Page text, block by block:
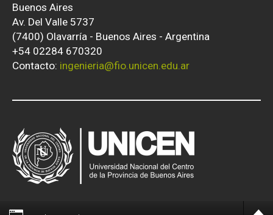
Buenos Aires
Av. Del Valle 5737
(7400) Olavarría - Buenos Aires - Argentina
+54 02284 670320
Contacto: ingenieria@fio.unicen.edu.ar